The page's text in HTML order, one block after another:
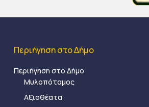
Περιήγηση στο Δήμο
Περιήγηση στο Δήμο
Μυλοπόταμος
Αξιοθέατα